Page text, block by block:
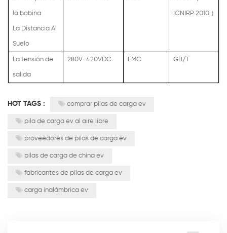
la bobina
La Distancia Al
Suelo
ICNIRP 2010 ）
La tensión de
salida
280V-420VDC EMC GB/T
HOT TAGS : comprar pilas de carga ev
pila de carga ev al aire libre
proveedores de pilas de carga ev
pilas de carga de china ev
fabricantes de pilas de carga ev
carga inalámbrica ev